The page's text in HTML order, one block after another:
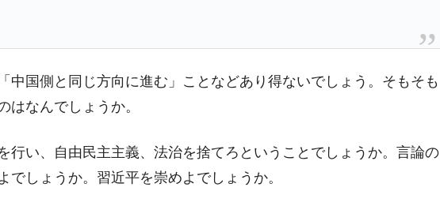
多く輩出している都道府県とは？
」とは？
競走で勝利騎手がもらえる賞金とは？
中国側と同じ方向に進む」ことなどあり得ないでしょう。そもそも
はなんでしょうか。
行い、自由民主主義、法治を捨てろということでしょうか。言論の
でしょうか。習近平を崇めよでしょうか。